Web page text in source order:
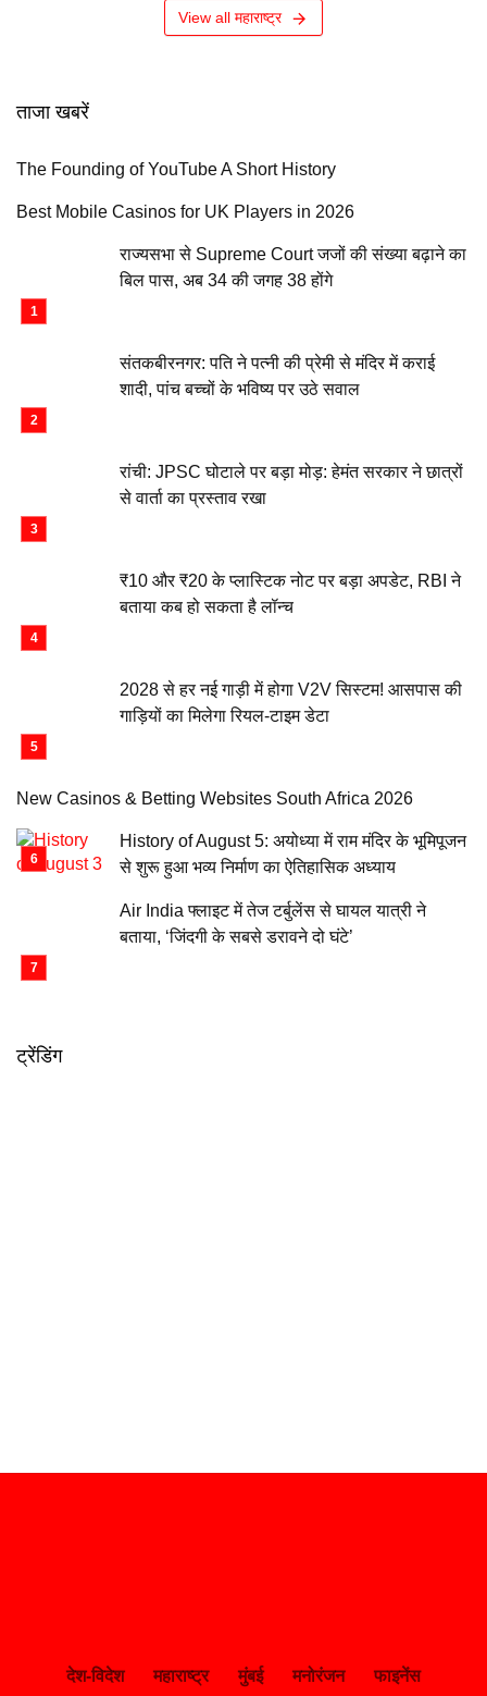
View all महाराष्ट्र
ताजा खबरें
The Founding of YouTube A Short History
Best Mobile Casinos for UK Players in 2026
राज्यसभा से Supreme Court जजों की संख्या बढ़ाने का
बिल पास, अब 34 की जगह 38 होंगे
संतकबीरनगर: पति ने पत्नी की प्रेमी से मंदिर में कराई
शादी, पांच बच्चों के भविष्य पर उठे सवाल
रांची: JPSC घोटाले पर बड़ा मोड़: हेमंत सरकार ने छात्रों
से वार्ता का प्रस्ताव रखा
₹10 और ₹20 के प्लास्टिक नोट पर बड़ा अपडेट, RBI ने
बताया कब हो सकता है लॉन्च
2028 से हर नई गाड़ी में होगा V2V सिस्टम! आसपास की
गाड़ियों का मिलेगा रियल-टाइम डेटा
New Casinos & Betting Websites South Africa 2026
History of August 5: अयोध्या में राम मंदिर के भूमिपूजन
से शुरू हुआ भव्य निर्माण का ऐतिहासिक अध्याय
Air India फ्लाइट में तेज टर्बुलेंस से घायल यात्री ने
बताया, ‘जिंदगी के सबसे डरावने दो घंटे’
ट्रेंडिंग
देश-विदेश महाराष्ट्र मुंबई मनोरंजन फाइनेंस